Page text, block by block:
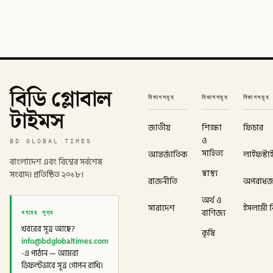
বিডি গ্লোবাল
টাইমস
BD GLOBAL TIMES
বাংলাদেশ এবং বিশ্বের সর্বশেষ
সংবাদ। প্রতিষ্ঠিত ২০১৮।
খবরের সূত্র
খবরের সূত্র আছে?
info@bdglobaltimes.com
-এ পাঠান — আমরা
ডিফল্টভাবে সূত্র গোপন রাখি।
বিভাগসমূহ
জাতীয়
আন্তর্জাতিক
রাজনীতি
সারাদেশ
বিভাগসমূহ
শিক্ষা
ও
সাহিত্য
স্বাস্থ্য
অর্থ ও
বাণিজ্য
কৃষি
বিভাগসমূহ
ফিচার
ইসলামী